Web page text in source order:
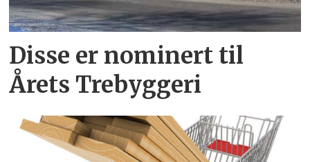
Disse er nominert til
Årets Trebyggeri